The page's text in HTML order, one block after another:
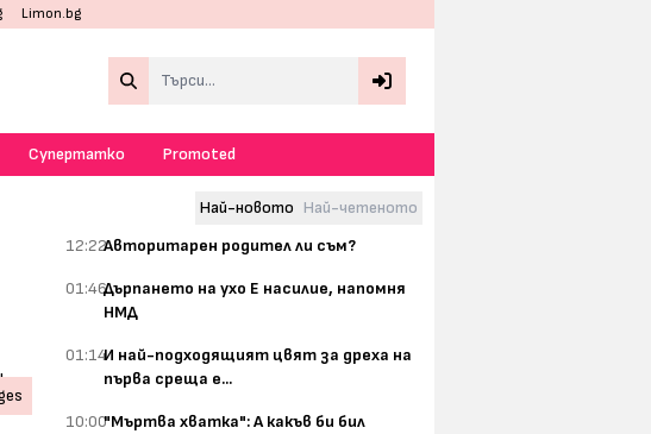
Limon.bg
Супертатко Promoted
Най-новото Най-четеното
12:22Авторитарен родител ли съм?
01:46Дърпането на ухо Е насилие, напомня
НМД
01:14И най-подходящият цвят за дреха на
първа среща е...
10:00"Мъртва хватка": А какъв би бил